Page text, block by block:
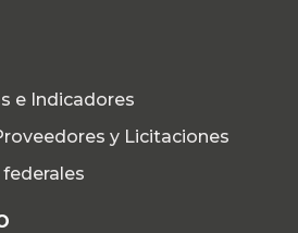
e Indicadores
y Licitaciones